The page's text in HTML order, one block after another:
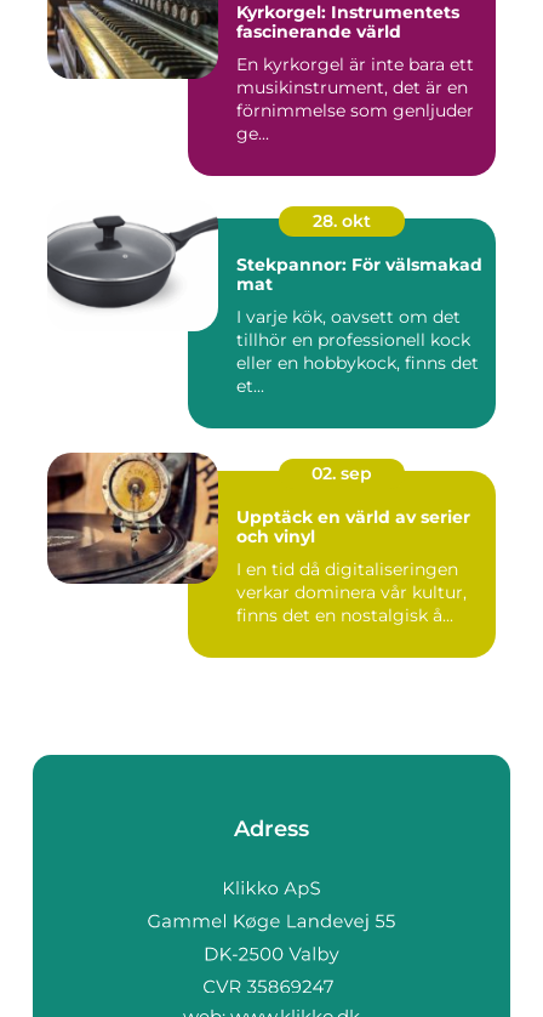
Kyrkorgel: Instrumentets
fascinerande värld
En kyrkorgel är inte bara ett
musikinstrument, det är en
förnimmelse som genljuder
ge...
28. okt
Stekpannor: För välsmakad
mat
I varje kök, oavsett om det
tillhör en professionell kock
eller en hobbykock, finns det
et...
02. sep
Upptäck en värld av serier
och vinyl
I en tid då digitaliseringen
verkar dominera vår kultur,
finns det en nostalgisk å...
Adress